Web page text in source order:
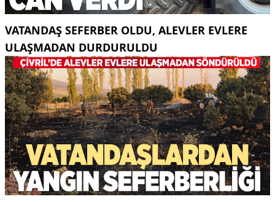
VATANDAŞ SEFERBER OLDU, ALEVLER EVLERE
ULAŞMADAN DURDURULDU